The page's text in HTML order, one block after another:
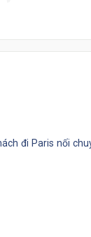
đi Paris nối